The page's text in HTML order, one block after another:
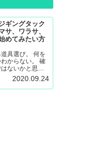
ギングタック
、ワラサ、
めてみたい方
具選び。 何を
からない。 確
ないかと思い
きいと思いま
な意見があると
しまったり。
2020.09.24